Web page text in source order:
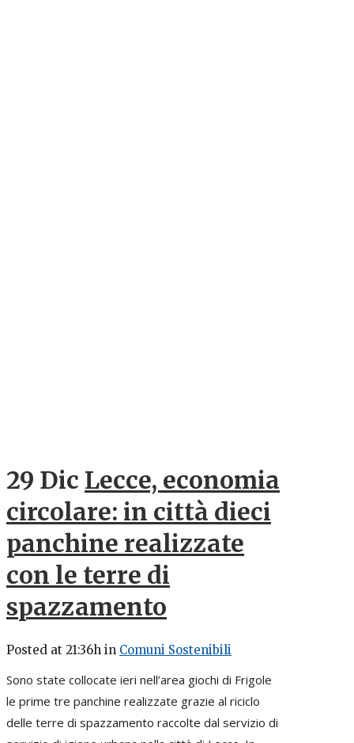
29 Dic Lecce, economia
circolare: in città dieci
panchine realizzate
con le terre di
spazzamento
Posted at 21:36h in Comuni Sostenibili
Sono state collocate ieri nell’area giochi di Frigole
le prime tre panchine realizzate grazie al riciclo
delle terre di spazzamento raccolte dal servizio di